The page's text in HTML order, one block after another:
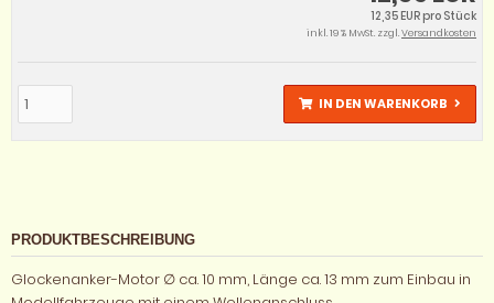
12,35 EUR pro Stück
inkl. 19 % MwSt. zzgl.Versandkosten
IN DEN WARENKORB
PRODUKTBESCHREIBUNG
Glockenanker-Motor ∅ ca. 10 mm, Länge ca. 13 mm zum Einbau in